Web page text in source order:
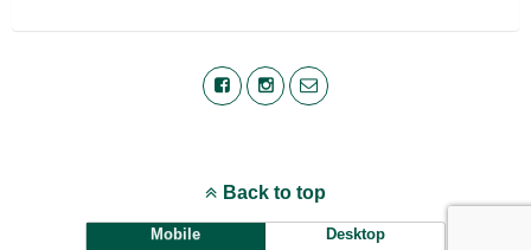
Back to top
Mobile Desktop